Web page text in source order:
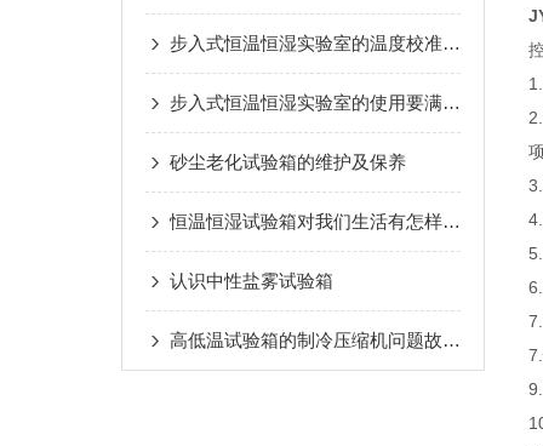
步入式恒温恒湿实验室的温度校准有以下几个方法
步入式恒温恒湿实验室的使用要满足哪些条件
砂尘老化试验箱的维护及保养
恒温恒湿试验箱对我们生活有怎样的影响?
认识中性盐雾试验箱
高低温试验箱的制冷压缩机问题故障检查